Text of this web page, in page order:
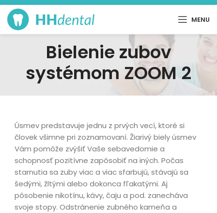
MENU
Bielenie zubov
systémom ZOOM 2
Úsmev predstavuje jednu z prvých vecí, ktoré si
človek všimne pri zoznamovaní. Žiarivý biely úsmev
Vám pomôže zvýšiť Vaše sebavedomie a
schopnosť pozitívne zapôsobiť na iných. Počas
starnutia sa zuby viac a viac sfarbujú, stávajú sa
šedými, žltými alebo dokonca fľakatými. Aj
pôsobenie nikotínu, kávy, čaju a pod. zanecháva
svoje stopy. Odstránenie zubného kameňa a